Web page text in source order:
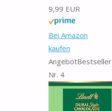
9,99 EUR
Bei Amazon
kaufen
AngebotBestseller
Nr. 4